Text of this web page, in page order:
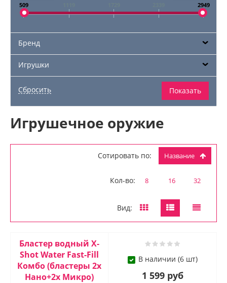
509 2949
Бренд
Игрушки
Игрушечное оружие
Сотировать по: Название
Кол-во: 8 16 32
Вид:
Бластер водный X-
Shot Water Fast-Fill
Комбо (бластеры 2х
Нано+2х Микро)
В наличии (6 шт)
1 599 руб